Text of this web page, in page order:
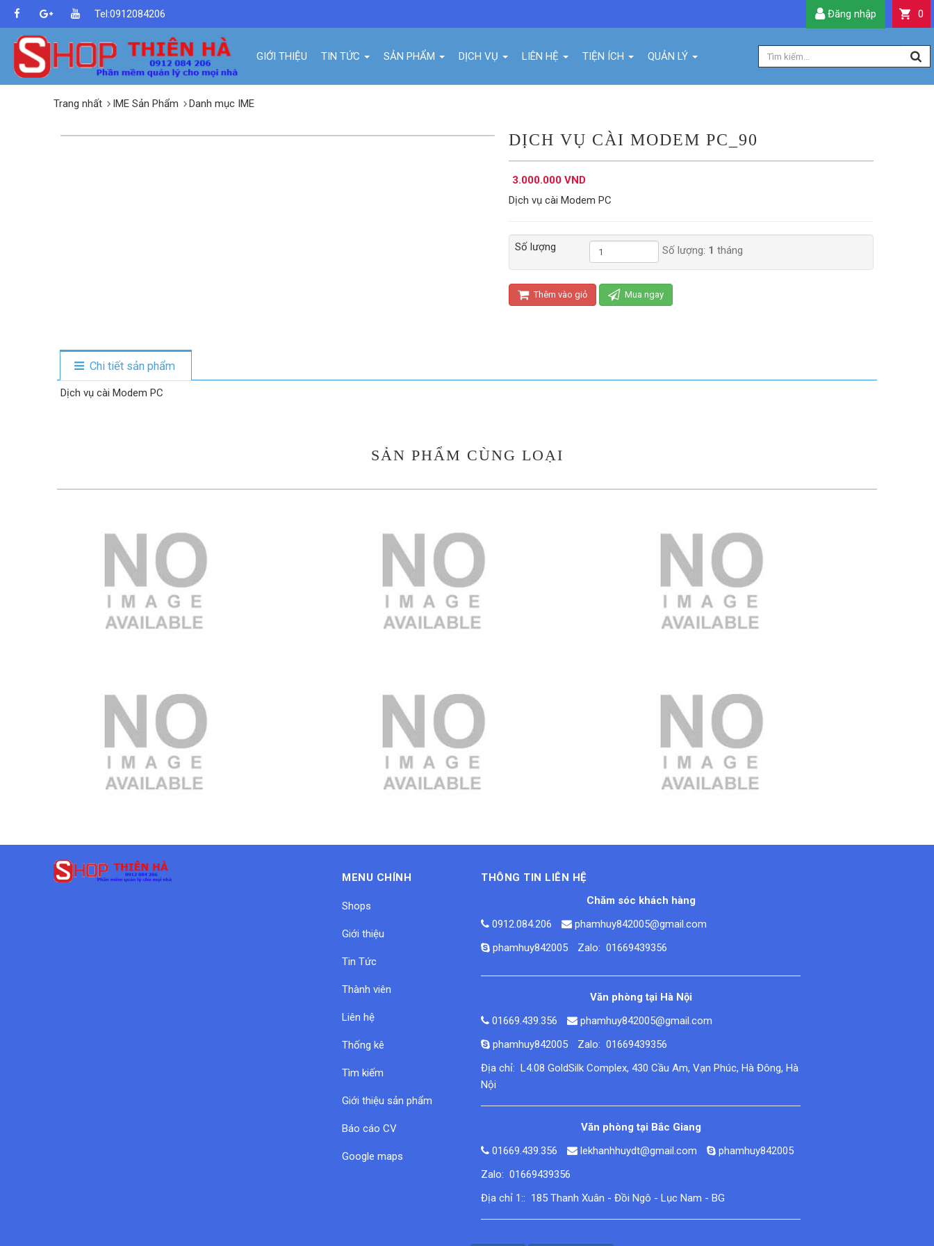
GIỚI THIỆU TIN TỨC SẢN PHẨM DỊCH VỤ LIÊN HỆ TIỆN ÍCH QUẢN LÝ
0
Đăng nhập
Tel:0912084206
Trang nhất IME Sản Phẩm Danh mục IME
DỊCH VỤ CÀI MODEM PC_90
3.000.000 VND
Dịch vụ cài Modem PC
Số lượng Số lượng: 1 tháng
Thêm vào giỏ Mua ngay
Chi tiết sản phẩm
Dịch vụ cài Modem PC
SẢN PHẨM CÙNG LOẠI
3.000.000 VND 3.000.000 VND 3.000.000 VND
3.000.000 VND 3.000.000 VND 3.000.000 VND
MENU CHÍNH
Shops
Giới thiệu
Tin Tức
Thành viên
Liên hệ
Thống kê
Tìm kiếm
Giới thiệu sản phẩm
Báo cáo CV
Google maps
THÔNG TIN LIÊN HỆ
Chăm sóc khách hàng
0912.084.206
phamhuy842005@gmail.com
phamhuy842005
Zalo: 01669439356
Văn phòng tại Hà Nội
01669.439.356
phamhuy842005@gmail.com
phamhuy842005
Zalo: 01669439356
Địa chỉ: L4.08 GoldSilk Complex, 430 Cầu Am, Vạn Phúc, Hà Đông, Hà
Nội
Văn phòng tại Bắc Giang
01669.439.356
lekhanhhuydt@gmail.com
phamhuy842005
Zalo: 01669439356
Địa chỉ 1:: 185 Thanh Xuân - Đồi Ngô - Lục Nam - BG